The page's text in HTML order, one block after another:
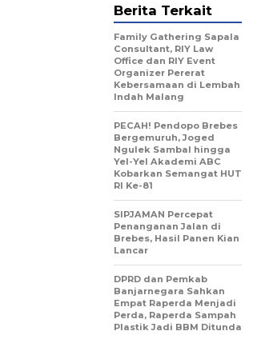
Berita Terkait
Family Gathering Sapala
Consultant, RIY Law
Office dan RIY Event
Organizer Pererat
Kebersamaan di Lembah
Indah Malang
PECAH! Pendopo Brebes
Bergemuruh, Joged
Ngulek Sambal hingga
Yel-Yel Akademi ABC
Kobarkan Semangat HUT
RI Ke-81
SIPJAMAN Percepat
Penanganan Jalan di
Brebes, Hasil Panen Kian
Lancar
DPRD dan Pemkab
Banjarnegara Sahkan
Empat Raperda Menjadi
Perda, Raperda Sampah
Plastik Jadi BBM Ditunda